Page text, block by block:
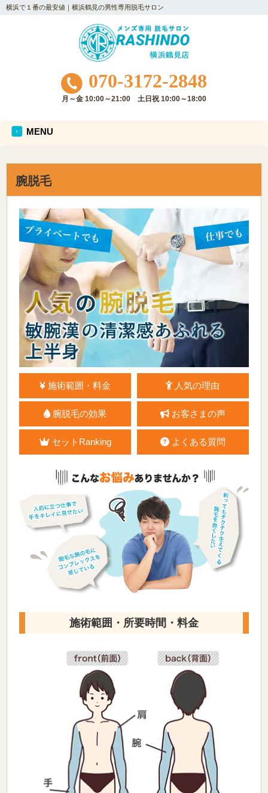
横浜で１番の最安値｜横浜鶴見の男性専用脱毛サロン
070-3172-2848
月～金 10:00～21:00 土日祝 10:00～18:00
MENU
腕脱毛
施術範囲・料金 人気の理由
腕脱毛の効果 お客さまの声
セットRanking よくある質問
施術範囲・所要時間・料金